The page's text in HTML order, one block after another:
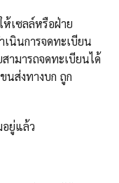
เซลล์หรือฝ่าย
นินการจดทะเบียน
ามารถจดทะเบียนได้
นส่งทางบก ถูก
ยู่แล้ว